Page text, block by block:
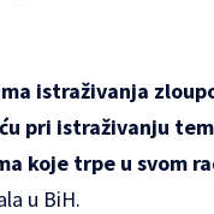
istraživanja
pri istraživanju
koje trpe u svom
u BiH.